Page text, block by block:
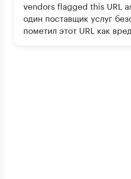
vendors flagged this URL
один поставщик услуг
пометил этот URL как